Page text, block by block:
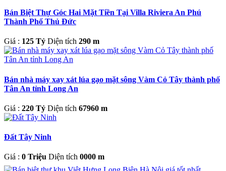
Bán Biệt Thự Góc Hai Mặt Tiền Tại Villa Riviera An Phú
Thành Phố Thủ Đức
Giá : 125 Tỷ Diện tích 290 m
Bán nhà máy xay xát lúa gạo mặt sông Vàm Cỏ Tây thành phố
Tân An tỉnh Long An
Giá : 220 Tỷ Diện tích 67960 m
Đất Tây Ninh
Giá : 0 Triệu Diện tích 0000 m